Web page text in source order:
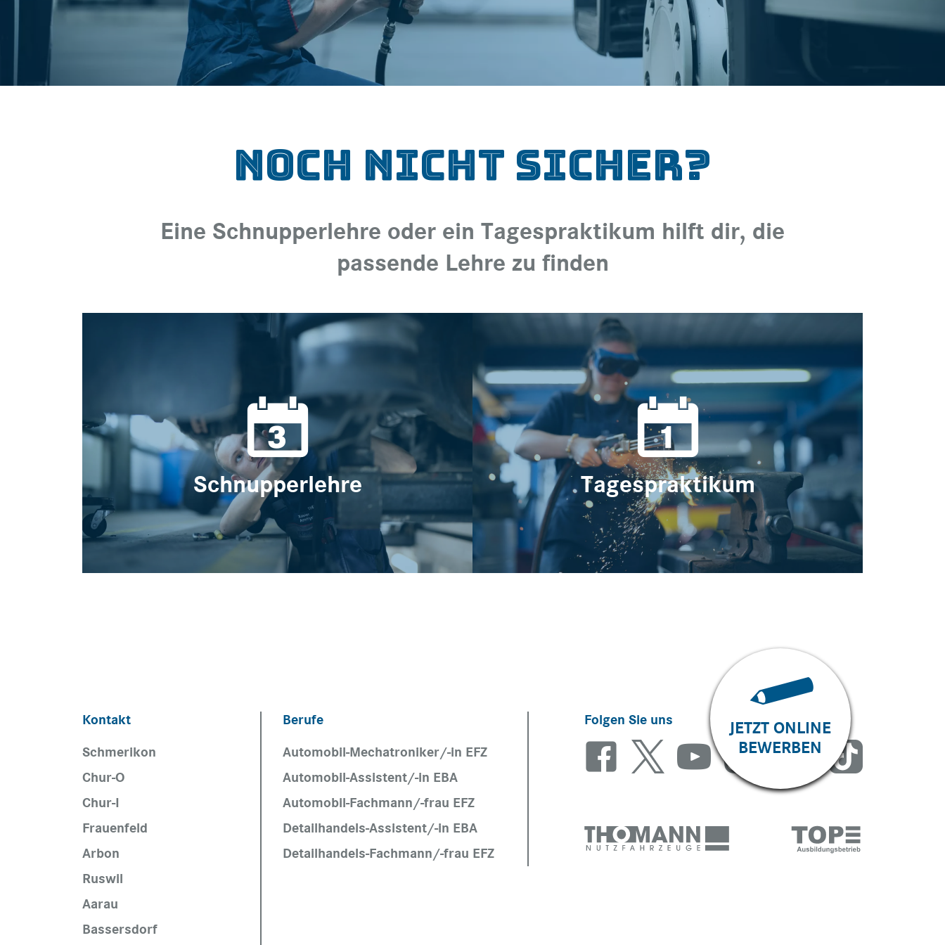
Noch nicht sicher?
Eine Schnupperlehre oder ein Tagespraktikum hilft dir, die
passende Lehre zu finden
Schnupperlehre Tagespraktikum
JETZT ONLINE
BEWERBEN
Kontakt
Schmerikon
Chur-O
Chur-I
Frauenfeld
Arbon
Ruswil
Aarau
Bassersdorf
Berufe
Automobil-Mechatroniker/-in EFZ
Automobil-Assistent/-in EBA
Automobil-Fachmann/-frau EFZ
Detailhandels-Assistent/-in EBA
Detailhandels-Fachmann/-frau EFZ
Folgen Sie uns